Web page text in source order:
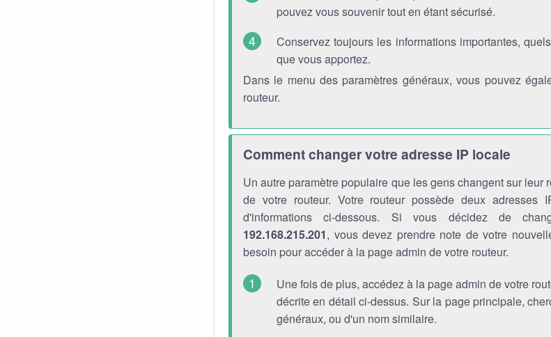
pouvez vous souvenir tout en étant sécurisé.
Conservez toujours les informations importantes,
que vous apportez.
Dans le menu des paramètres généraux, vous pouvez
routeur.
Comment changer votre adresse IP locale
Un autre paramètre populaire que les gens changent sur leur
de votre routeur. Votre routeur possède deux adresses
d'informations ci-dessous. Si vous décidez de
192.168.215.201, vous devez prendre note de votre
besoin pour accéder à la page admin de votre routeur.
Une fois de plus, accédez à la page admin de votre
décrite en détail ci-dessus. Sur la page principale,
généraux, ou d'un nom similaire.